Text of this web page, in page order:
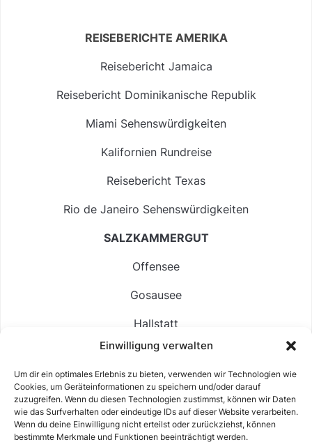
Einwilligung verwalten
Um dir ein optimales Erlebnis zu bieten, verwenden wir Technologien wie
Cookies, um Geräteinformationen zu speichern und/oder darauf
zuzugreifen. Wenn du diesen Technologien zustimmst, können wir Daten
wie das Surfverhalten oder eindeutige IDs auf dieser Website verarbeiten.
Wenn du deine Einwilligung nicht erteilst oder zurückziehst, können
bestimmte Merkmale und Funktionen beeinträchtigt werden.
REISEBERICHTE AMERIKA
Reisebericht Jamaica
Reisebericht Dominikanische Republik
Miami Sehenswürdigkeiten
Kalifornien Rundreise
Reisebericht Texas
Rio de Janeiro Sehenswürdigkeiten
SALZKAMMERGUT
Offensee
Gosausee
Hallstatt
Langbathsee
Altausseer See
Hintersee